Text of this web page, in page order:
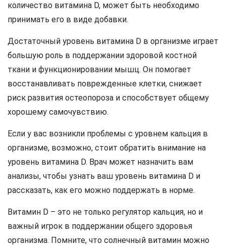
количество витамина D, может быть необходимо
принимать его в виде добавки.
Достаточный уровень витамина D в организме играет
большую роль в поддержании здоровой костной
ткани и функционировании мышц. Он помогает
восстанавливать поврежденные клетки, снижает
риск развития остеопороза и способствует общему
хорошему самочувствию.
Если у вас возникли проблемы с уровнем кальция в
организме, возможно, стоит обратить внимание на
уровень витамина D. Врач может назначить вам
анализы, чтобы узнать ваш уровень витамина D и
рассказать, как его можно поддержать в норме.
Витамин D – это не только регулятор кальция, но и
важный игрок в поддержании общего здоровья
организма. Помните, что солнечный витамин можно